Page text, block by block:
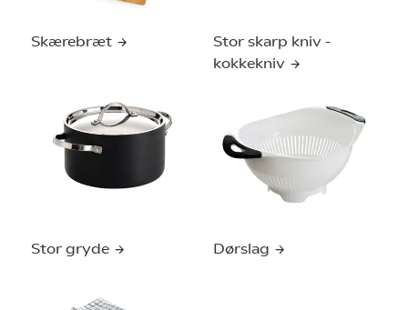
Skærebræt
Stor skarp kniv -
kokkekniv
Stor gryde Dørslag